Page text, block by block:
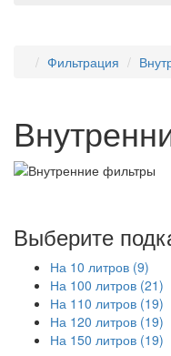
Фильтрация
Выберите
На 10 литров (9)
На 100 литров (21)
На 110 литров (19)
На 120 литров (19)
На 150 литров (19)